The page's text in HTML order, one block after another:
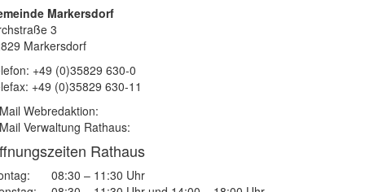
Markersdorf
3
Markersdorf
+49 (0)35829 630-0
+49 (0)35829 630-11
Webredaktion:
Verwaltung Rathaus:
Rathaus
08:30 – 11:30 Uhr